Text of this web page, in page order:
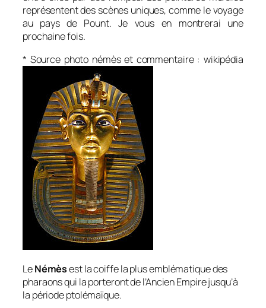
représentent des scènes uniques, comme le voyage
au pays de Pount. Je vous en montrerai une
prochaine fois.
* Source photo némès et commentaire : wikipédia
LeNémèsest la coiffe la plus emblématique des
pharaons qui la porteront de l’Ancien Empire jusqu’à
la période ptolémaïque.